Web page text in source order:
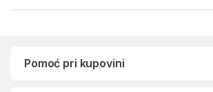
Pomoć pri kupovini